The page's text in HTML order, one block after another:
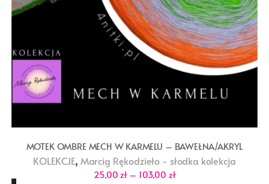
MOTEK OMBRE MECH W KARMELU – BAWEŁNA/AKRYL
KOLEKCJE, Marcig Rękodzieło - słodka kolekcja
25,00zł – 103,00 złZakres